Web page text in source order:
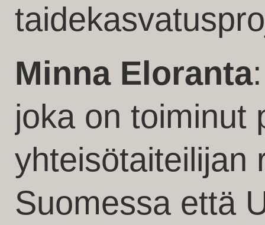
Minna Eloranta
joka on toiminut
yhteisötaiteilijan
Suomessa että